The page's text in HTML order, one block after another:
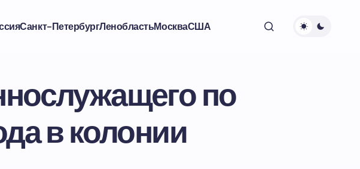
Санкт-ПетербургЛенобластьМоскваСША
по
в колонии